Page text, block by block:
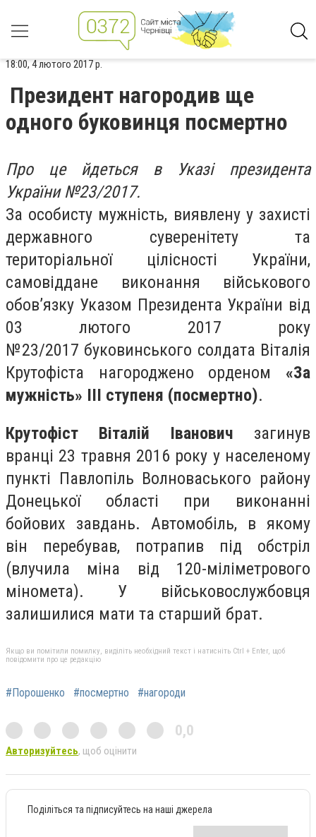
18:00, 4 лютого 2017 р.
Президент нагородив ще
одного буковинця посмертно
Про це йдеться в Указі президента
України №23/2017.
За особисту мужність, виявлену у захисті
державного суверенітету та
територіальної цілісності України,
самовіддане виконання військового
обов’язку Указом Президента України від
03 лютого 2017 року
№23/2017 буковинського солдата Віталія
Крутофіста нагороджено орденом «За
мужність» ІІІ ступеня (посмертно).
Крутофіст Віталій Іванович загинув
вранці 23 травня 2016 року у населеному
пункті Павлопіль Волноваського району
Донецької області при виконанні
бойових завдань. Автомобіль, в якому
він перебував, потрапив під обстріл
(влучила міна від 120-міліметрового
міномета). У військовослужбовця
залишилися мати та старший брат.
Якщо ви помітили помилку, виділіть необхідний текст і натисніть Ctrl + Enter, щоб
повідомити про це редакцію
#Порошенко #посмертно #нагороди
0,0
Авторизуйтесь, щоб оцінити
Поділіться та підписуйтесь на наші джерела